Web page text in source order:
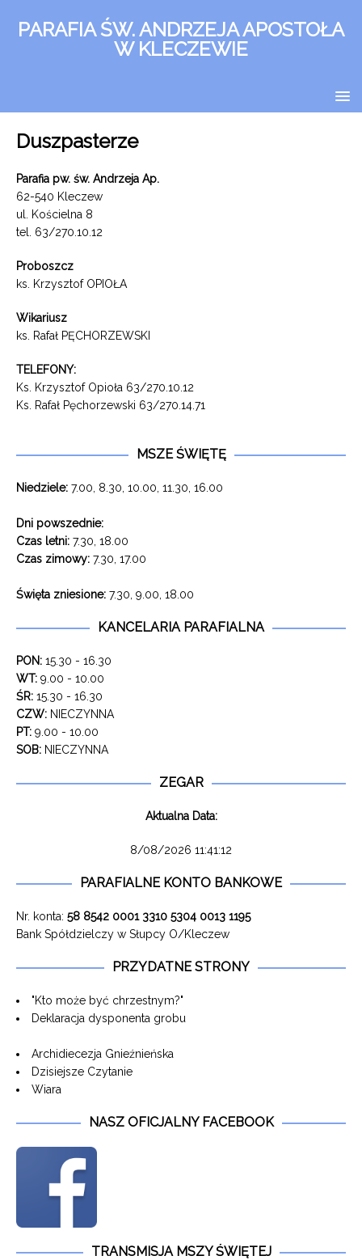
PARAFIA ŚW. ANDRZEJA APOSTOŁA
W KLECZEWIE
Duszpasterze
Parafia pw. św. Andrzeja Ap.
62-540 Kleczew
ul. Kościelna 8
tel. 63/270.10.12
Proboszcz
ks. Krzysztof OPIOŁA
Wikariusz
ks. Rafał PĘCHORZEWSKI
TELEFONY:
Ks. Krzysztof Opioła 63/270.10.12
Ks. Rafał Pęchorzewski 63/270.14.71
MSZE ŚWIĘTĘ
Niedziele: 7.00, 8.30, 10.00, 11.30, 16.00
Dni powszednie:
Czas letni: 7.30, 18.00
Czas zimowy: 7.30, 17.00
Święta zniesione: 7.30, 9.00, 18.00
KANCELARIA PARAFIALNA
PON: 15.30 - 16.30
WT: 9.00 - 10.00
ŚR: 15.30 - 16.30
CZW: NIECZYNNA
PT: 9.00 - 10.00
SOB: NIECZYNNA
ZEGAR
Aktualna Data:
8/08/2026 11:41:12
PARAFIALNE KONTO BANKOWE
Nr. konta: 58 8542 0001 3310 5304 0013 1195
Bank Spółdzielczy w Słupcy O/Kleczew
PRZYDATNE STRONY
"Kto może być chrzestnym?"
Deklaracja dysponenta grobu
Archidiecezja Gnieźnieńska
Dzisiejsze Czytanie
Wiara
NASZ OFICJALNY FACEBOOK
TRANSMISJA MSZY ŚWIĘTEJ